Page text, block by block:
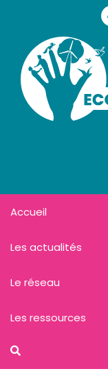
Accueil
Les actualités
Le réseau
Les ressources